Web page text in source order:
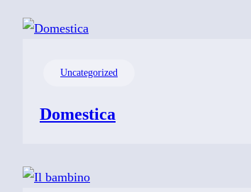
Uncategorized
Domestica